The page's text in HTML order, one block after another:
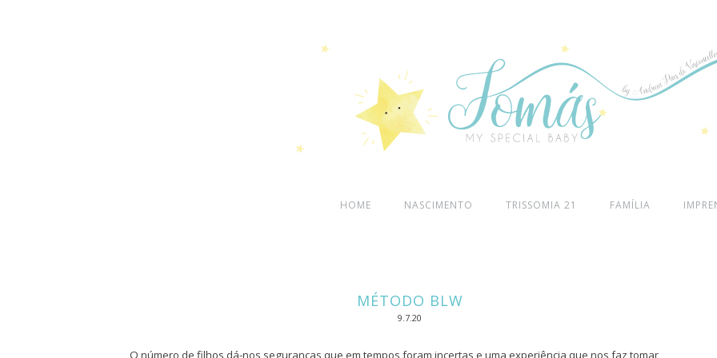
HOME NASCIMENTO TRISSOMIA 21 FAMÍLIA
MÉTODO BLW
9.7.20
O número de filhos dá-nos seguranças que em tempos foram incertas e uma experiência que nos faz tomar